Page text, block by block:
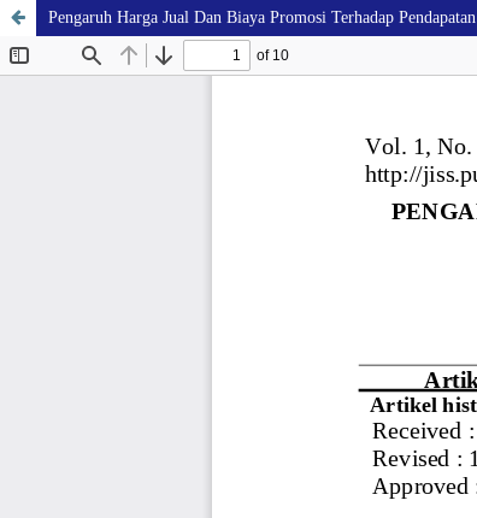
Pengaruh Harga Jual Dan Biaya Promosi Terhadap Pendapatan